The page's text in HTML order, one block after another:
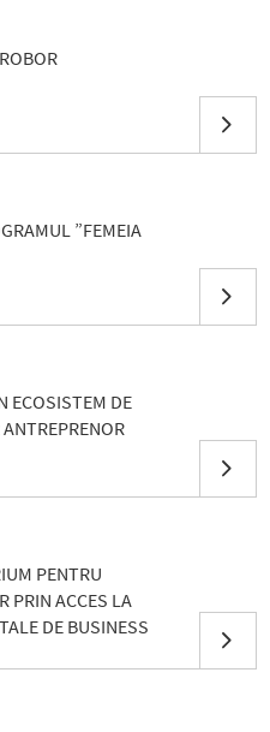
”FEMEIA
ECOSISTEM DE
PENTRU
PRIN ACCES LA
DE BUSINESS